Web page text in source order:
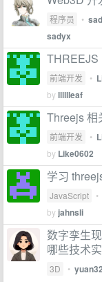
程序员 •
sadyx
THREEJS
前端开发 •
bylllllleaf
Threejs 相
前端开发 •
by Like0602
学习
JavaScript •
by jahnsli
数字孪生
哪些技术实
3D •